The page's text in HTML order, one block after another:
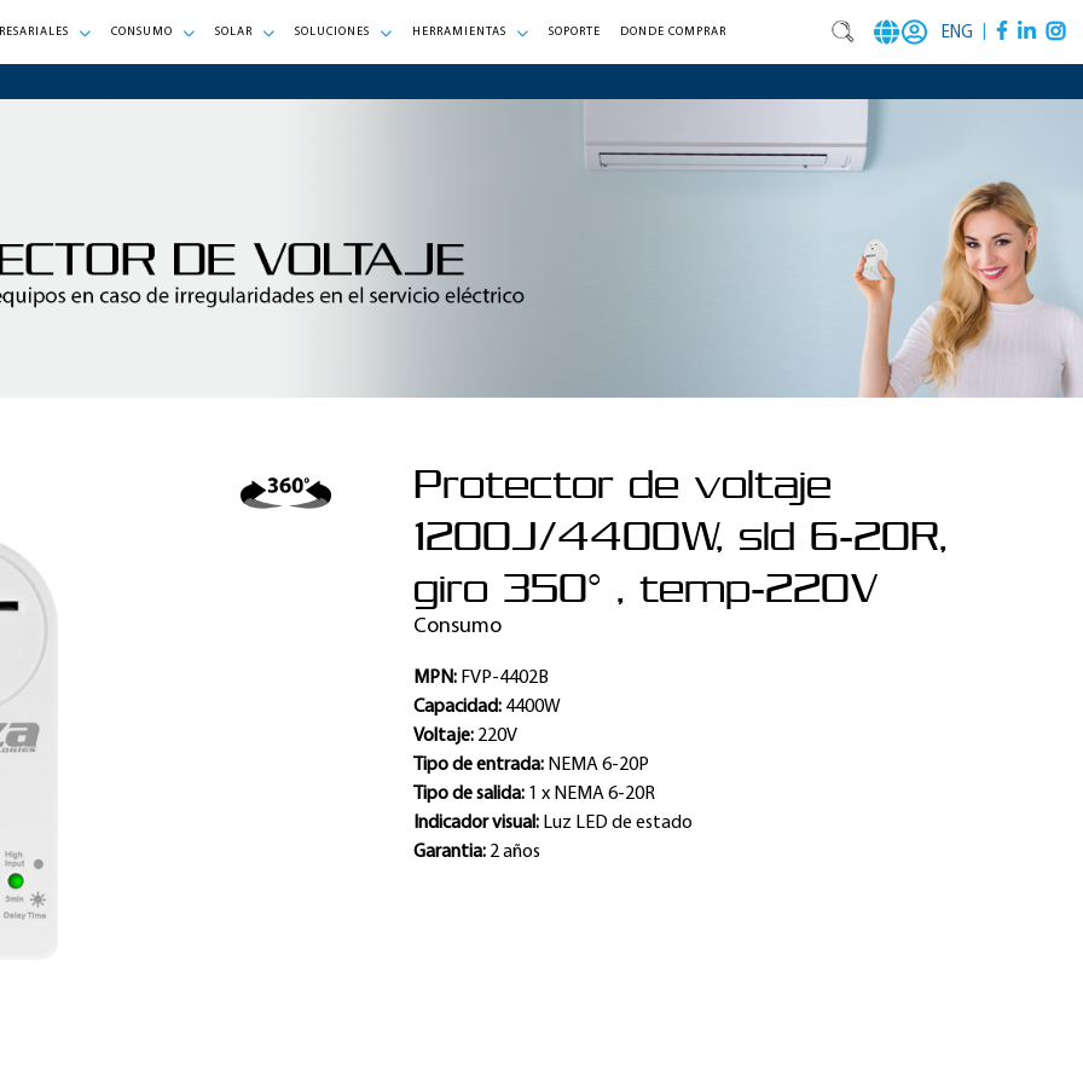
CONSUMO SOLAR SOLUCIONES HERRAMIENTAS SOPORTE DONDE COMPRAR ENG
Protector de voltaje
1200J/4400W, sld 6-20R,
giro 350° , temp-220V
Consumo
MPN: FVP-4402B
Capacidad: 4400W
Voltaje: 220V
Tipo de entrada: NEMA 6-20P
Tipo de salida: 1 x NEMA 6-20R
Indicador visual: Luz LED de estado
Garantia: 2 años